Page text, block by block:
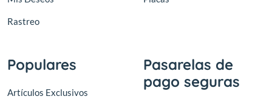
Rastreo
Populares
Artículos Exclusivos
Pasarelas de
pago seguras